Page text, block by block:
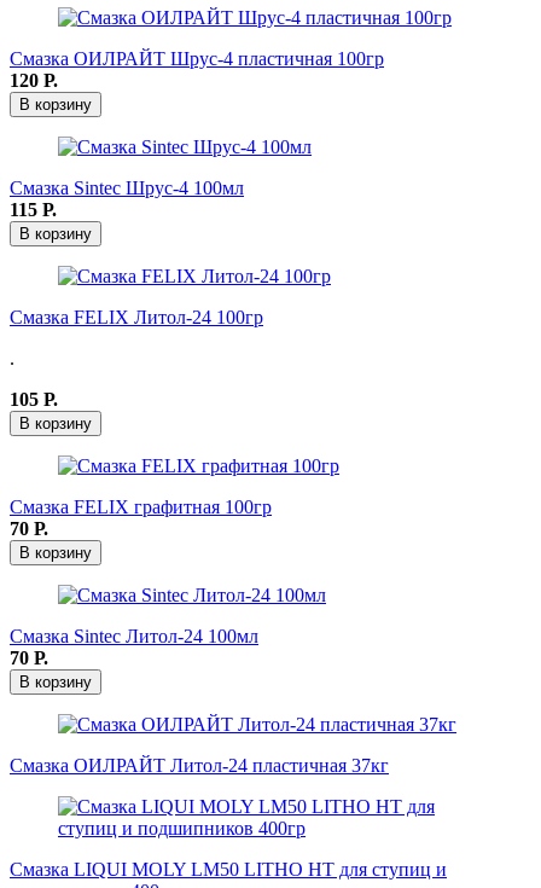
Смазка ОИЛРАЙТ Шрус-4 пластичная 100гр
120 Р.
В корзину
Смазка Sintec Шрус-4 100мл
115 Р.
В корзину
Смазка FELIX Литол-24 100гр
.
105 Р.
В корзину
Смазка FELIX графитная 100гр
70 Р.
В корзину
Смазка Sintec Литол-24 100мл
70 Р.
В корзину
Смазка ОИЛРАЙТ Литол-24 пластичная 37кг
Смазка LIQUI MOLY LM50 LITHO HT для ступиц и